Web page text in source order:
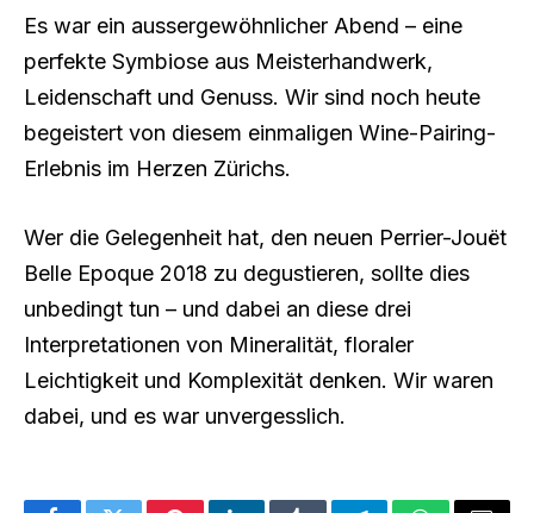
Es war ein aussergewöhnlicher Abend – eine
perfekte Symbiose aus Meisterhandwerk,
Leidenschaft und Genuss. Wir sind noch heute
begeistert von diesem einmaligen Wine-Pairing-
Erlebnis im Herzen Zürichs.
Wer die Gelegenheit hat, den neuen Perrier-Jouët
Belle Epoque 2018 zu degustieren, sollte dies
unbedingt tun – und dabei an diese drei
Interpretationen von Mineralität, floraler
Leichtigkeit und Komplexität denken. Wir waren
dabei, und es war unvergesslich.